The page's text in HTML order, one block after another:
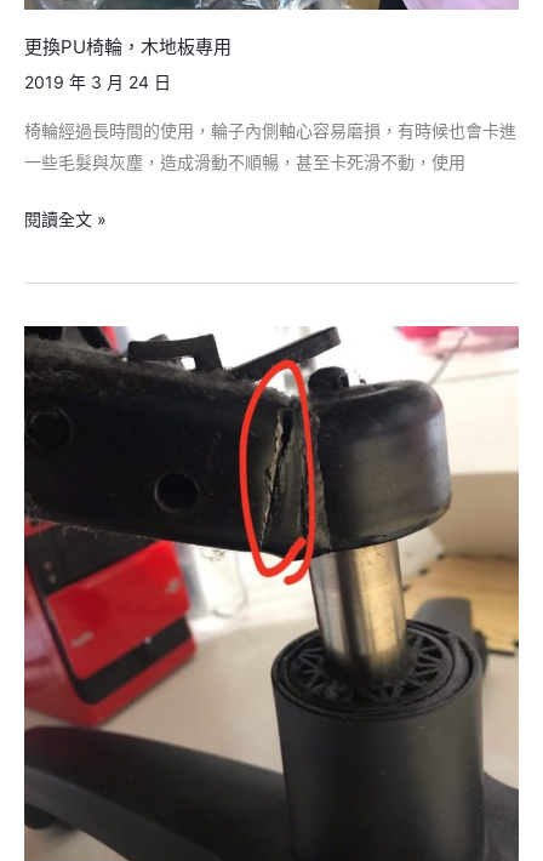
更換PU椅輪，木地板專用
2019 年 3 月 24 日
椅輪經過長時間的使用，輪子內側軸心容易磨損，有時候也會卡進
一些毛髮與灰塵，造成滑動不順暢，甚至卡死滑不動，使用
閱讀全文 »
底
盤
損，
腦
椅
更
換
底
盤